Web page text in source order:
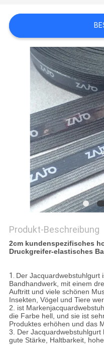
SITEMAP
PRIVACY
POLICY
Produkt-Beschreibung
2cm kundenspezifisches
Druckgreifer-elastisches
1. Der Jacquardwebstuhlgurt
Bandhandwerk, mit einem
Auftritt und viele schönen
Insekten, Vögel und Tiere
2. ist
die Farbe hell, und sie ist
Produktes erhöhen und das
3. Der Jacquardwebstuhlgurt
gute Stärke, Haltbarkeit,